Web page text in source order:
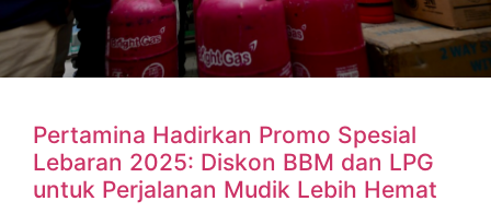
Pertamina Hadirkan Promo Spesial
Lebaran 2025: Diskon BBM dan LPG
untuk Perjalanan Mudik Lebih Hemat